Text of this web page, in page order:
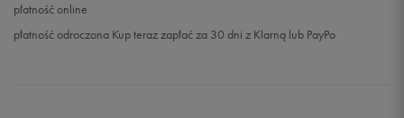
płatność online
płatność odroczona Kup teraz zapłać za 30 dni z Klarną lub PayPo